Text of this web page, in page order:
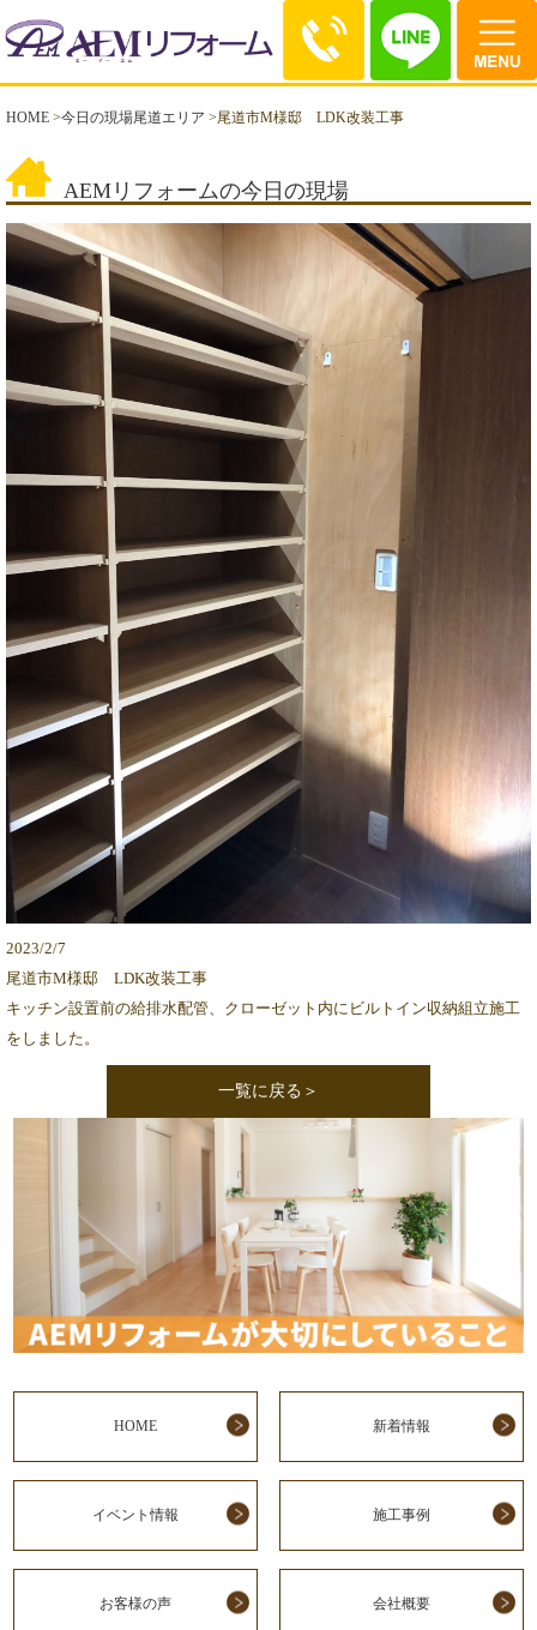
HOME >今日の現場尾道エリア >尾道市M様邸 LDK改装工事
AEMリフォームの今日の現場
2023/2/7
尾道市M様邸 LDK改装工事
キッチン設置前の給排水配管、クローゼット内にビルトイン収納組立施工
をしました。
一覧に戻る＞
HOME 新着情報
イベント情報 施工事例
お客様の声 会社概要